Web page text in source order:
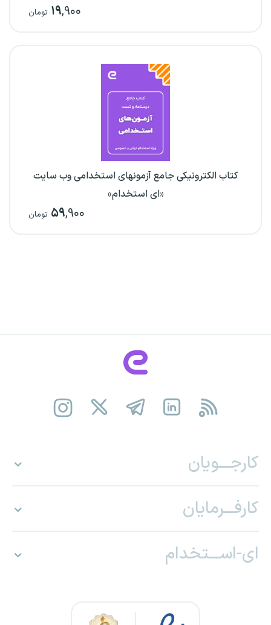
۱۹,۹۰۰ تومان
کتاب الکترونیکی جامع آزمونهای استخدامی وب سایت
«ای استخدام»
۵۹,۹۰۰ تومان
کارجـــویان
کارفـــرمایان
ای-اســـتخدام